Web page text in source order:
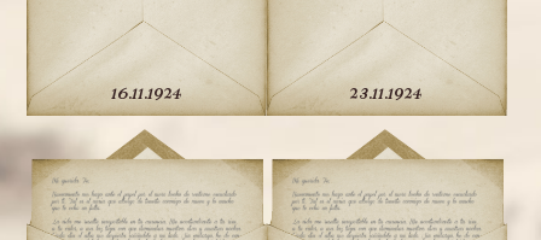
16.11.1924 23.11.1924